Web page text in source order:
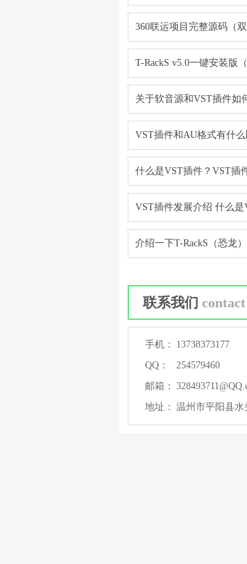
360联运项目完整源码（
T-RackS v5.0一键安装版
关于软音源和VST插件如
VST插件和AU格式有什么
什么是VST插件？VST插
VST插件发展介绍 什么是
介绍一下T-RackS（恐龙
联系我们 contact
手机：
13738373177
QQ：
254579460
邮箱：
地址： 温州市平阳县水